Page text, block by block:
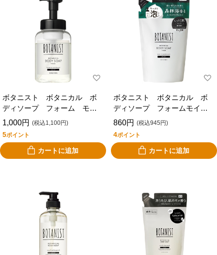
ボタニスト ボタニカル ボ
ディソープ フォーム モイ
スト
1,000円 (税込1,100円)
5ポイント
カートに追加
ボタニスト ボタニカル ボ
ディソープ フォームモイス
ト 替
860円 (税込945円)
4ポイント
カートに追加